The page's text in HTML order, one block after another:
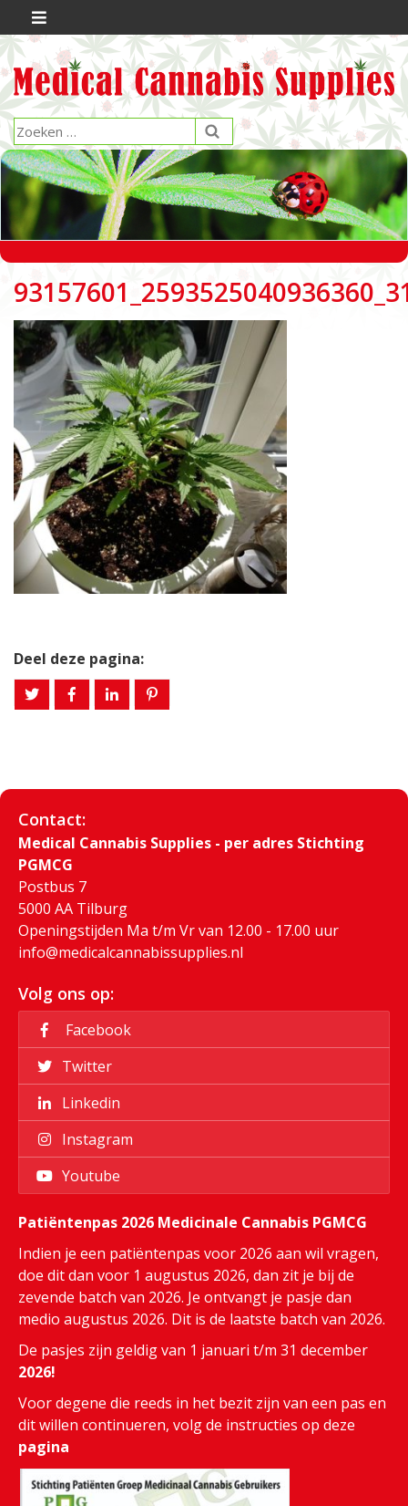
Deel deze pagina:
Contact:
Medical Cannabis Supplies - per adres Stichting
PGMCG
Postbus 7
5000 AA Tilburg
Openingstijden Ma t/m Vr van 12.00 - 17.00 uur
info@medicalcannabissupplies.nl
Volg ons op:
Facebook
Twitter
Linkedin
Instagram
Youtube
Patiëntenpas 2026 Medicinale Cannabis PGMCG
Indien je een patiëntenpas voor 2026 aan wil vragen,
doe dit dan voor 1 augustus 2026, dan zit je bij de
zevende batch van 2026. Je ontvangt je pasje dan
medio augustus 2026. Dit is de laatste batch van 2026.
De pasjes zijn geldig van 1 januari t/m 31 december
2026!
Voor degene die reeds in het bezit zijn van een pas en
dit willen continueren, volg de instructies op deze
pagina